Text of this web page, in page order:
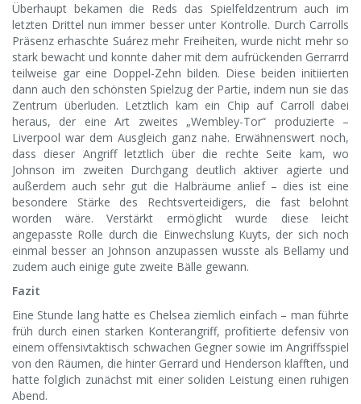
Überhaupt bekamen die Reds das Spielfeldzentrum auch im
letzten Drittel nun immer besser unter Kontrolle. Durch Carrolls
Präsenz erhaschte Suárez mehr Freiheiten, wurde nicht mehr so
stark bewacht und konnte daher mit dem aufrückenden Gerrarrd
teilweise gar eine Doppel-Zehn bilden. Diese beiden initiierten
dann auch den schönsten Spielzug der Partie, indem nun sie das
Zentrum überluden. Letztlich kam ein Chip auf Carroll dabei
heraus, der eine Art zweites „Wembley-Tor“ produzierte –
Liverpool war dem Ausgleich ganz nahe. Erwähnenswert noch,
dass dieser Angriff letztlich über die rechte Seite kam, wo
Johnson im zweiten Durchgang deutlich aktiver agierte und
außerdem auch sehr gut die Halbräume anlief – dies ist eine
besondere Stärke des Rechtsverteidigers, die fast belohnt
worden wäre. Verstärkt ermöglicht wurde diese leicht
angepasste Rolle durch die Einwechslung Kuyts, der sich noch
einmal besser an Johnson anzupassen wusste als Bellamy und
zudem auch einige gute zweite Bälle gewann.
Fazit
Eine Stunde lang hatte es Chelsea ziemlich einfach – man führte
früh durch einen starken Konterangriff, profitierte defensiv von
einem offensivtaktisch schwachen Gegner sowie im Angriffsspiel
von den Räumen, die hinter Gerrard und Henderson klafften, und
hatte folglich zunächst mit einer soliden Leistung einen ruhigen
Abend.